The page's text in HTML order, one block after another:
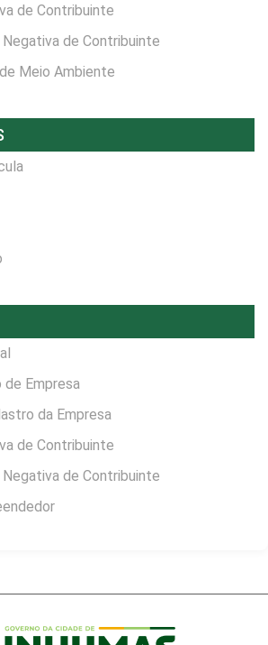
de Contribuinte
de Contribuinte
Meio Ambiente
de Empresa
da Empresa
de Contribuinte
de Contribuinte